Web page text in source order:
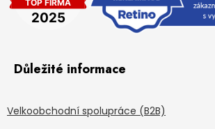
Důležité informace
Velkoobchodní spolupráce (B2B)